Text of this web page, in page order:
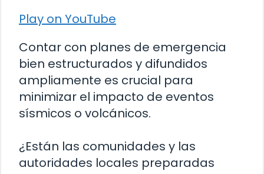
Play on YouTube
Contar con planes de emergencia
bien estructurados y difundidos
ampliamente es crucial para
minimizar el impacto de eventos
sísmicos o volcánicos.
¿Están las comunidades y las
autoridades locales preparadas